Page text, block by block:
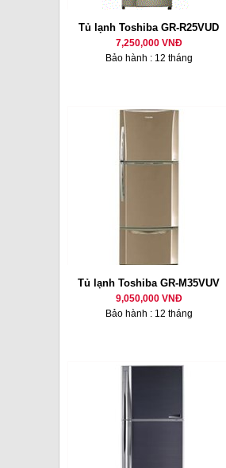
Tủ lạnh Toshiba GR-R25VUD
7,250,000 VNĐ
Bảo hành : 12 tháng
Tủ lạnh Toshiba GR-M35VUV
9,050,000 VNĐ
Bảo hành : 12 tháng